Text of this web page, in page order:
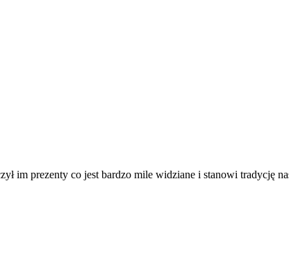
im prezenty co jest bardzo mile widziane i stanowi tradycję